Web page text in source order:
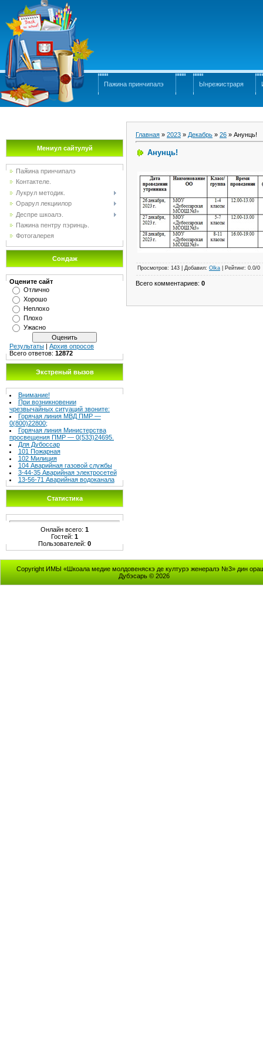
Пажина принчипалэ Ынрежистраря
Мениул сайтулуй
Паӂина принчипалэ
Контактеле.
Лукрул методик.
Орарул лекциилор
Деспре шкоалэ.
Пажина пентру пэринць.
Фотогалерея
Сондаж
Оцените сайт
Отлично
Хорошо
Неплохо
Плохо
Ужасно
Результаты | Архив опросов
Всего ответов: 12872
Экстреный вызов
Внимание!
При возникновении
чрезвычайных ситуаций звоните:
Горячая линия МВД ПМР —
0(800)22800;
Горячая линия Министерства
просвещения ПМР — 0(533)24695.
Для Дубоссар
101 Пожарная
102 Милиция
104 Аварийная газовой службы
3-44-35 Аварийная электросетей
13-56-71 Аварийная водоканала
Статистика
Онлайн всего: 1
Гостей: 1
Пользователей: 0
Главная » 2023 » Декабрь » 26 » Анунць!
Анунць!
Просмотров: 143 Добавил: Olka Рейтинг: 0.0/0
Всего комментариев: 0
Copyright ИМЫ «Шкоала медие молдовеняскэ де културэ женералэ №3» дин
Дубэсарь © 2026